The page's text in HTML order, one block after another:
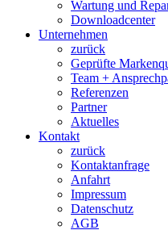
Wartung und
Downloadcenter
Unternehmen
zurück
Geprüfte
Team +
Referenzen
Partner
Aktuelles
Kontakt
zurück
Kontaktanfrage
Anfahrt
Impressum
Datenschutz
AGB